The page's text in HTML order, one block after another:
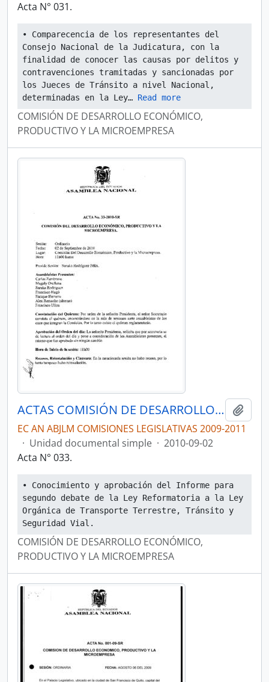
Acta N° 031.
• Comparecencia de los representantes del
Consejo Nacional de la Judicatura, con la
finalidad de conocer las causas por delitos y
contravenciones tramitadas y sancionadas por
los Jueces de Tránsito a nivel Nacional,
determinadas en la Ley… Read more
COMISIÓN DE DESARROLLO ECONÓMICO,
PRODUCTIVO Y LA MICROEMPRESA
ACTAS COMISIÓN DE DESARROLLO ECONÓMICO, PRODUCTIVO Y LA MICROEMPRESA
EC AN ABJLM COMISIONES LEGISLATIVAS 2009-2011
· Unidad documental simple · 2010-09-02
Acta N° 033.
• Conocimiento y aprobación del Informe para
segundo debate de la Ley Reformatoria a la Ley
Orgánica de Transporte Terrestre, Tránsito y
Seguridad Vial.
COMISIÓN DE DESARROLLO ECONÓMICO,
PRODUCTIVO Y LA MICROEMPRESA